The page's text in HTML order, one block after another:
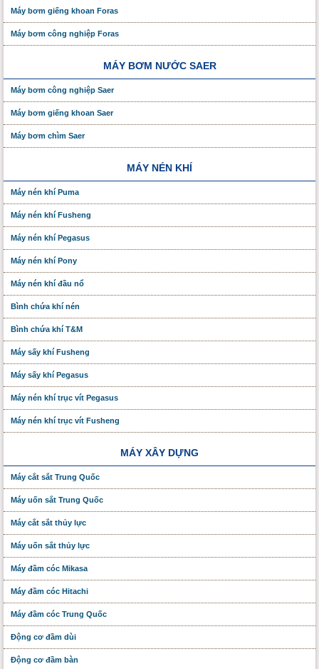
Máy bơm giếng khoan Foras
Máy bơm công nghiệp Foras
MÁY BƠM NƯỚC SAER
Máy bơm công nghiệp Saer
Máy bơm giếng khoan Saer
Máy bơm chìm Saer
MÁY NÉN KHÍ
Máy nén khí Puma
Máy nén khí Fusheng
Máy nén khí Pegasus
Máy nén khí Pony
Máy nén khí đầu nổ
Bình chứa khí nén
Bình chứa khí T&M
Máy sấy khí Fusheng
Máy sấy khí Pegasus
Máy nén khí trục vít Pegasus
Máy nén khí trục vít Fusheng
MÁY XÂY DỰNG
Máy cắt sắt Trung Quốc
Máy uốn sắt Trung Quốc
Máy cắt sắt thủy lực
Máy uốn sắt thủy lực
Máy đầm cóc Mikasa
Máy đầm cóc Hitachi
Máy đầm cóc Trung Quốc
Động cơ đầm dùi
Động cơ đầm bàn